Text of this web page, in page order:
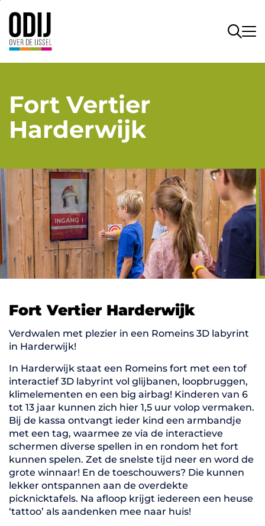
Fort Vertier
Harderwijk
Fort Vertier Harderwijk
Verdwalen met plezier in een Romeins 3D labyrint
in Harderwijk!
In Harderwijk staat een Romeins fort met een tof
interactief 3D labyrint vol glijbanen, loopbruggen,
klimelementen en een big airbag! Kinderen van 6
tot 13 jaar kunnen zich hier 1,5 uur volop vermaken.
Bij de kassa ontvangt ieder kind een armbandje
met een tag, waarmee ze via de interactieve
schermen diverse spellen in en rondom het fort
kunnen spelen. Zet de snelste tijd neer en word de
grote winnaar! En de toeschouwers? Die kunnen
lekker ontspannen aan de overdekte
picknicktafels. Na afloop krijgt iedereen een heuse
‘tattoo’ als aandenken mee naar huis!